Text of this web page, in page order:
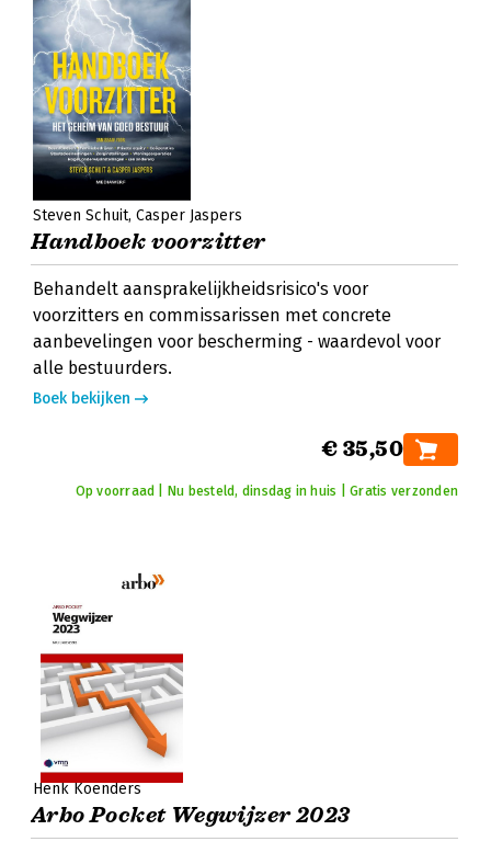
Steven Schuit Casper Jaspers
Handboek voorzitter
Behandelt aansprakelijkheidsrisico's voor
voorzitters en commissarissen met concrete
aanbevelingen voor bescherming - waardevol voor
alle bestuurders.
Boek bekijken
€ 35,50
Op voorraad | Nu besteld, dinsdag in huis | Gratis verzonden
Henk Koenders
Arbo Pocket Wegwijzer 2023